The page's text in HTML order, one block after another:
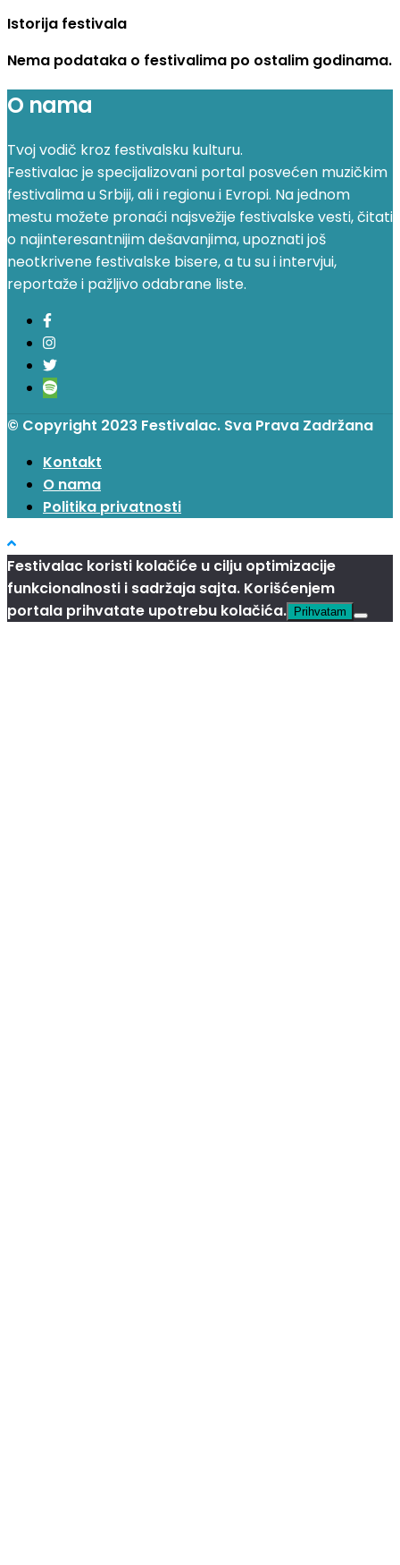
Istorija festivala
Nema podataka o festivalima po ostalim godinama.
O nama
Tvoj vodič kroz festivalsku kulturu.
Festivalac je specijalizovani portal posvećen muzičkim
festivalima u Srbiji, ali i regionu i Evropi. Na jednom
mestu možete pronaći najsvežije festivalske vesti, čitati
o najinteresantnijim dešavanjima, upoznati još
neotkrivene festivalske bisere, a tu su i intervjui,
reportaže i pažljivo odabrane liste.
© Copyright 2023 Festivalac. Sva Prava Zadržana
Kontakt
O nama
Politika privatnosti
Festivalac koristi kolačiće u cilju optimizacije
funkcionalnosti i sadržaja sajta. Korišćenjem
portala prihvatate upotrebu kolačića. Prihvatam